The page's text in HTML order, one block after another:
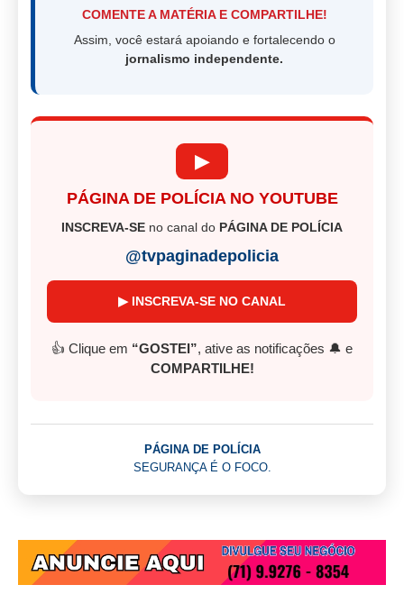
COMENTE A MATÉRIA E COMPARTILHE!
Assim, você estará apoiando e fortalecendo o
jornalismo independente.
▶
PÁGINA DE POLÍCIA NO YOUTUBE
INSCREVA-SE no canal do PÁGINA DE POLÍCIA
@tvpaginadepolicia
▶ INSCREVA-SE NO CANAL
👍 Clique em “GOSTEI”, ative as notificações 🔔 e
COMPARTILHE!
PÁGINA DE POLÍCIA
SEGURANÇA É O FOCO.